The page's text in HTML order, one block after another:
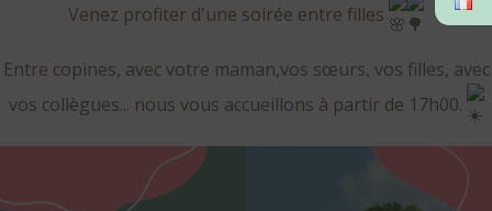
Venez profiter d'une soirée entre filles
Entre copines, avec votre maman,vos sœurs, vos filles, avec
vos collègues... nous vous accueillons à partir de 17h00.